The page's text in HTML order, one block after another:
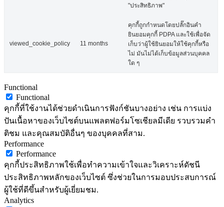
"ประสิทธิภาพ"
viewed_cookie_policy 11 months
คุกกี้ถูกกำหนดโดยปลั๊กอินคำ
ยินยอมคุกกี้ PDPA และใช้เพื่อจัด
เก็บว่าผู้ใช้ยินยอมให้ใช้คุกกี้หรือ
ไม่ มันไม่ได้เก็บข้อมูลส่วนบุคคล
ใด ๆ
Functional
Functional
คุกกี้ที่ใช้งานได้ช่วยดำเนินการฟังก์ชันบางอย่าง เช่น การแบ่ง
ปันเนื้อหาของเว็บไซต์บนแพลตฟอร์มโซเชียลมีเดีย รวบรวมคำ
ติชม และคุณสมบัติอื่นๆ ของบุคคลที่สาม.
Performance
Performance
คุกกี้ประสิทธิภาพใช้เพื่อทำความเข้าใจและวิเคราะห์ดัชนี
ประสิทธิภาพหลักของเว็บไซต์ ซึ่งช่วยในการมอบประสบการณ์
ผู้ใช้ที่ดีขึ้นสำหรับผู้เยี่ยมชม.
Analytics